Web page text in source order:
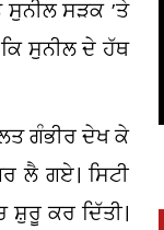
ਸੜਕ ’ਤੇ
ਸੁਨੀਲ ਦੇ ਹੱਥ
ਗੰਭੀਰ ਦੇਖ ਕੇ
ਲੈ ਗਏ। ਸਿਟੀ
ਕਰ ਦਿੱਤੀ।